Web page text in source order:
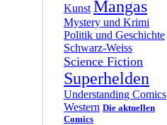
Kunst Mangas
Mystery und Krimi
Politik und Geschichte
Schwarz-Weiss
Science Fiction
Superhelden
Understanding Comics
Western Die aktuellen
Comics